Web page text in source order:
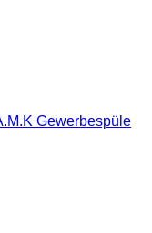
Gewerbespüle